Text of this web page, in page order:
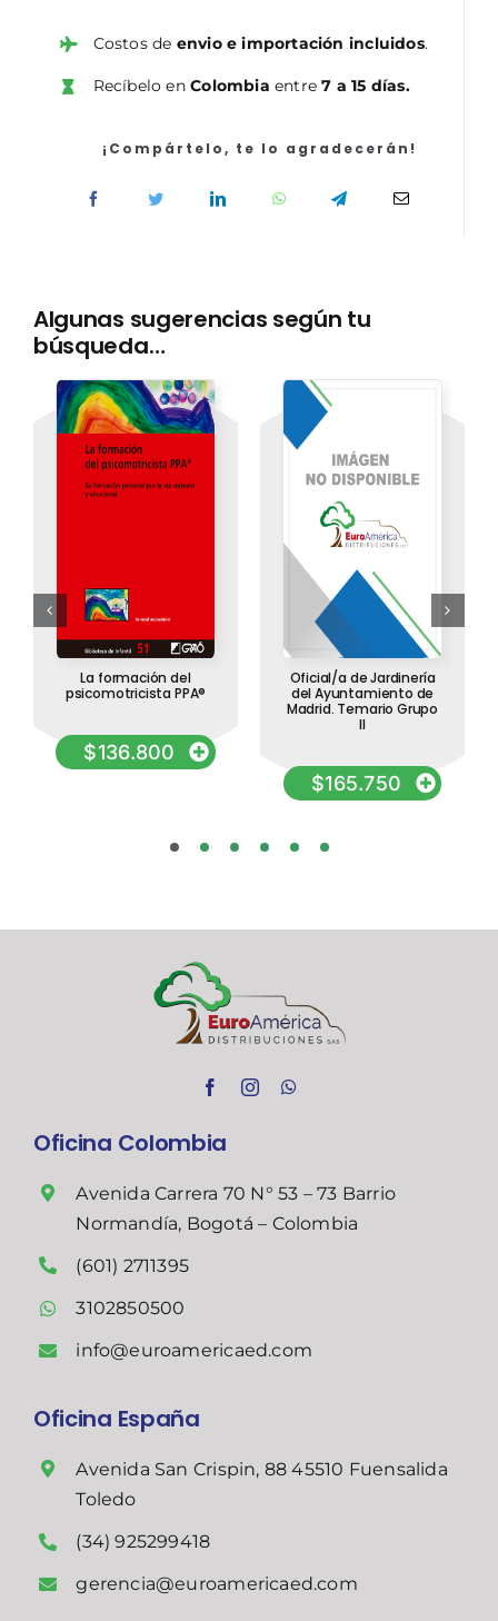
de
Administración
Justicia
Libre).
cantidad
Costos de envio e importación incluidos.
Recíbelo enColombia entre7 a 15 días.
¡Compártelo, te lo agradecerán!
Algunas sugerencias según tu
búsqueda…
La formación del
psicomotricista PPA®
$136.800
Oficial/a de Jardinería
del Ayuntamiento de
Madrid. Temario Grupo
II
$165.750
Oficina Colombia
Avenida Carrera 70 N° 53 – 73 Barrio
Normandía, Bogotá – Colombia
(601) 2711395
3102850500
info@euroamericaed.com
Oficina España
Avenida San Crispin, 88 45510 Fuensalida
Toledo
(34) 925299418
gerencia@euroamericaed.com